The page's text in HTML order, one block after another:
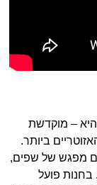
– מוקדשת
ביותר.
ומקום מפגש של שפים,
בחנות פועל